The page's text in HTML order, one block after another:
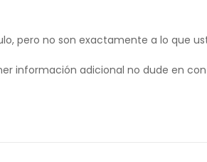
pero no son exactamente a lo que
información adicional no dude en